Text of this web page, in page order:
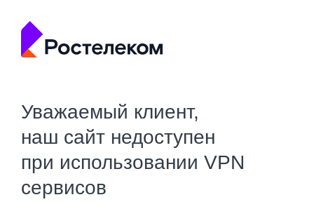
Уважаемый клиент,
наш сайт недоступен
при использовании VPN
сервисов